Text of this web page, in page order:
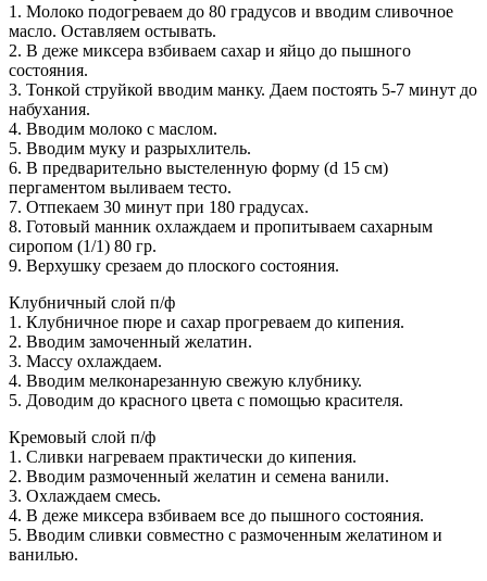
1. Молоко подогреваем до 80 градусов и вводим сливочное
масло. Оставляем остывать.
2. В деже миксера взбиваем сахар и яйцо до пышного
состояния.
3. Тонкой струйкой вводим манку. Даем постоять 5-7 минут до
набухания.
4. Вводим молоко с маслом.
5. Вводим муку и разрыхлитель.
6. В предварительно выстеленную форму (d 15 см)
пергаментом выливаем тесто.
7. Отпекаем 30 минут при 180 градусах.
8. Готовый манник охлаждаем и пропитываем сахарным
сиропом (1/1) 80 гр.
9. Верхушку срезаем до плоского состояния.
Клубничный слой п/ф
1. Клубничное пюре и сахар прогреваем до кипения.
2. Вводим замоченный желатин.
3. Массу охлаждаем.
4. Вводим мелконарезанную свежую клубнику.
5. Доводим до красного цвета с помощью красителя.
Кремовый слой п/ф
1. Сливки нагреваем практически до кипения.
2. Вводим размоченный желатин и семена ванили.
3. Охлаждаем смесь.
4. В деже миксера взбиваем все до пышного состояния.
5. Вводим сливки совместно с размоченным желатином и
ванилью.